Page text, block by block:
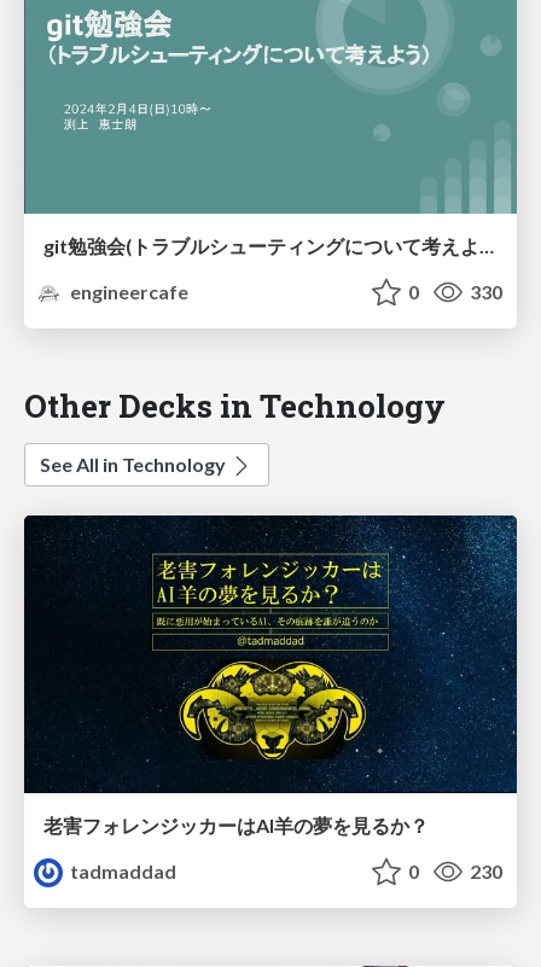
git勉強会(トラブルシューティングについて考えよう)
engineercafe
0 330
Other Decks in Technology
See All in Technology
老害フォレンジッカーはAI羊の夢を見るか？
tadmaddad
0 230